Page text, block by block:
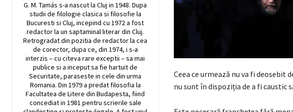
G. M. Tamás s-a nascut la Cluj in 1948. Dupa
studii de filologie clasica si filosofie la
Bucuresti si Cluj, incepind cu 1972 a fost
redactor la un saptaminal literar din Cluj.
Retrogradat din pozitia de redactor la cea
de corector, dupa ce, din 1974, i s-a
interzis – cu citeva rare exceptii – sa mai
publice si a inceput sa fie hartuit de
Securitate, paraseste in cele din urma
Romania. Din 1979 a predat filosofia la
Facultatea de Litere din Budapesta, fiind
concediat in 1981 pentru scrierile sale
Ceea ce urmează nu va fi deosebit
nu sunt în dispoziția de a fi caustic